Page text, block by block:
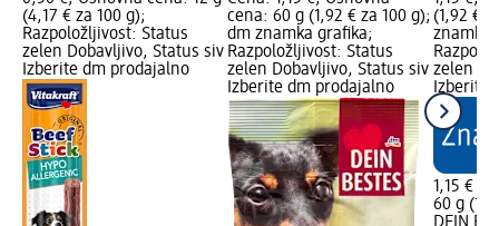
(4,17 € za 100 g);
Razpoložljivost: Status
zelen Dobavljivo, Status siv
Izberite dm prodajalno
cena: 60 g (1,92 € za 100 g);
dm znamka grafika;
Razpoložljivost: Status
zelen Dobavljivo, Status siv
Izberite dm prodajalno
(1,92 €
znamka
zelen
Izberite
1,15 €
60 g